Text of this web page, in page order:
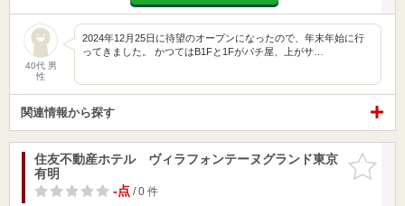
40代 男
性
2024年12月25日に待望のオープンになったので、年末年始に行
ってきました。 かつてはB1Fと1Fがパチ屋、上がサ…
関連情報から探す
お気に入
りに追加
住友不動産ホテル ヴィラフォンテーヌグランド東京
有明
-点/ 0 件